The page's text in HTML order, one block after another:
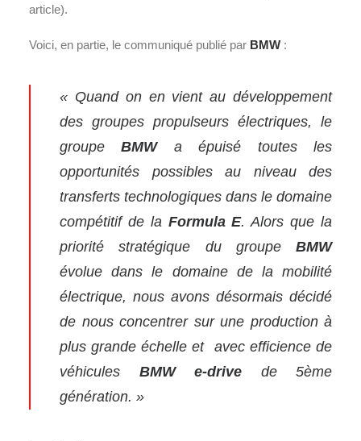
article).
Voici, en partie, le communiqué publié par BMW :
« Quand on en vient au développement
des groupes propulseurs électriques, le
groupeBMWa épuisé toutes les
opportunités possibles au niveau des
transferts technologiques dans le domaine
compétitif de la Formula E.Alors que la
priorité stratégique du groupe BMW
évolue dans le domaine de la mobilité
électrique, nous avons désormais décidé
de nous concentrer sur une production à
plus grande échelle et avec efficience de
véhicules BMW e-drive de 5ème
génération. »